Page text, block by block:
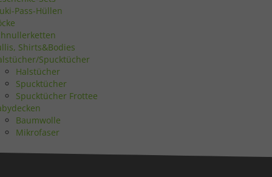
Pass-Hüllen
Shirts&Bodies
Spucktücher
Halstücher
Spucktücher
Spucktücher Frottee
Baumwolle
Mikrofaser
Externe Medien